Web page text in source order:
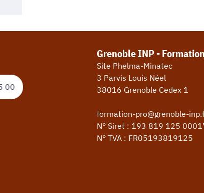
00
Grenoble INP -
Site Phelma-Minatec
3 Parvis Louis Néel
38016 Grenoble Cedex 1
formation-pro@grenoble-
N° Siret : 193 819 125
N° TVA : FR05193819125